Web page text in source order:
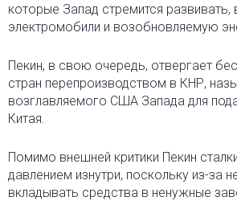
которые Запад стремится
электромобили и возобновляемую
Пекин, в свою очередь, отвергает
стран перепроизводством в КНР,
возглавляемого США Запада для
Китая.
Помимо внешней критики Пекин
давлением изнутри, поскольку из-за
вкладывать средства в ненужные